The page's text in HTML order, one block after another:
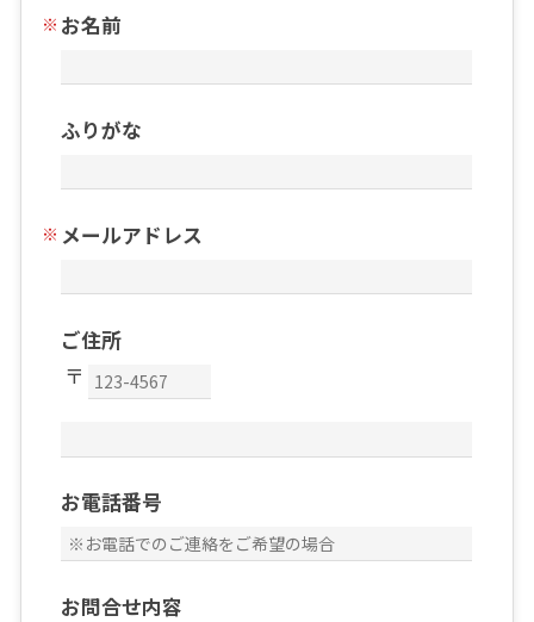
お名前
ふりがな
メールアドレス
ご住所
お電話番号
お問合せ内容